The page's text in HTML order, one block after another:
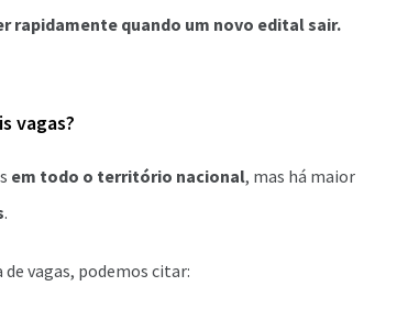
rapidamente quando um novo edital sair.
vagas?
em todo o território nacional, mas há maior
.
vagas, podemos citar: